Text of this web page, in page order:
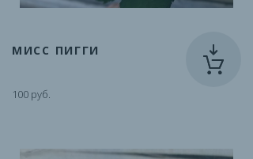
МИСС ПИГГИ
100 руб.